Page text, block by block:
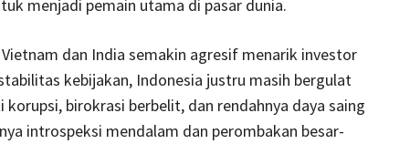
menjadi pemain utama di pasar dunia.
dan India semakin agresif menarik investor
kebijakan, Indonesia justru masih bergulat
birokrasi berbelit, dan rendahnya daya saing
introspeksi mendalam dan perombakan besar-